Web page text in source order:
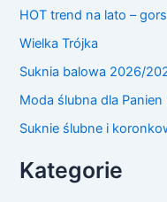
HOT trend na lato –
Wielka Trójka
Suknia balowa 2026/
Moda ślubna dla
Suknie ślubne i
Kategorie